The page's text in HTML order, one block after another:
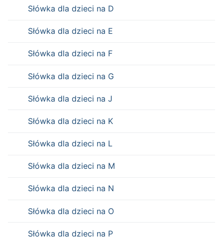
Słówka dla dzieci na D
Słówka dla dzieci na E
Słówka dla dzieci na F
Słówka dla dzieci na G
Słówka dla dzieci na J
Słówka dla dzieci na K
Słówka dla dzieci na L
Słówka dla dzieci na M
Słówka dla dzieci na N
Słówka dla dzieci na O
Słówka dla dzieci na P